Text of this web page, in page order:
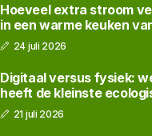
Hoeveel extra stroom
in een warme keuken
24 juli 2026
Digitaal versus fysiek:
heeft de kleinste
21 juli 2026